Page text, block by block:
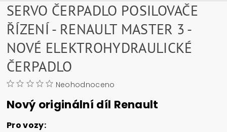
SERVO ČERPADLO POSILOVAČE
ŘÍZENÍ - RENAULT MASTER 3 -
NOVÉ ELEKTROHYDRAULICKÉ
ČERPADLO
Neohodnoceno
Nový originální díl Renault
Pro vozy: